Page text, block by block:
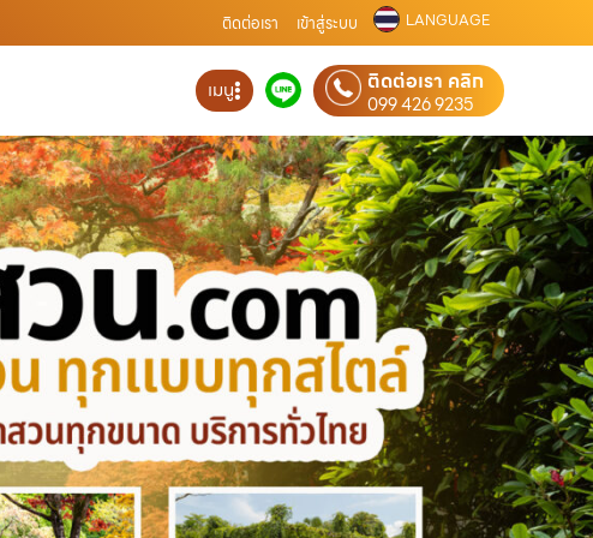
ติดต่อเรา เข้าสู่ระบบ LANGUAGE
เมนู ติดต่อเรา คลิก
099 426 9235